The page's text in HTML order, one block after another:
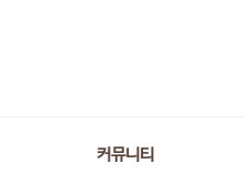
커뮤니티